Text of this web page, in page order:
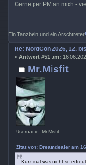
Gerne per PM an mich -
Ein Tanzbein und ein Arschtreter!
Mr.Misfit
Username: Mr.Misfit
Re: NordCon 2026, 12.
« Antwort #51 am:
Zitat von: Dreamdealer am
Kurz mal was nicht so